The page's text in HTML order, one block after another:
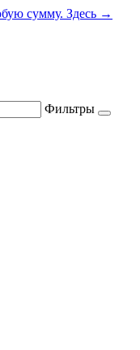
сумму. Здесь →
Фильтры